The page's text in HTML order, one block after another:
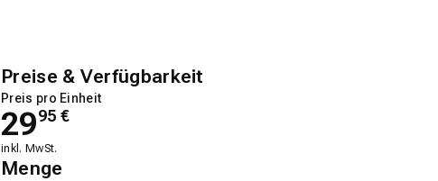
Preise & Verfügbarkeit
Preis pro Einheit
2995 €
inkl. MwSt.
Menge